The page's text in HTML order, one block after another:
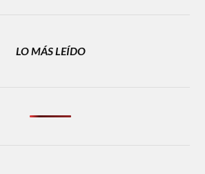
LO MÁS LEÍDO